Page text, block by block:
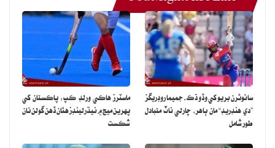
سائوٿرن بريو کي وڏو ڌڪ، جميما روڊريگز
”دي هنڊريڊ“ مان ٻاهر، چارلي ناٽ متبادل
طور شامل
ماسٽرز هاڪي ورلڊ ڪپ: پاڪستان کي
پهرين ميچ ۾ نيڌرلينڊز هٿان ڏهن گولن تان
شڪست